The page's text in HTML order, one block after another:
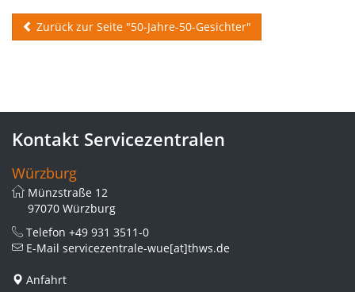
Zurück zur Seite "50-Jahre-50-Gesichter"
Kontakt Servicezentralen
Würzburg
Münzstraße 12
97070 Würzburg
Telefon +49 931 3511-0
E-Mail servicezentrale-wue[at]thws.de
Anfahrt